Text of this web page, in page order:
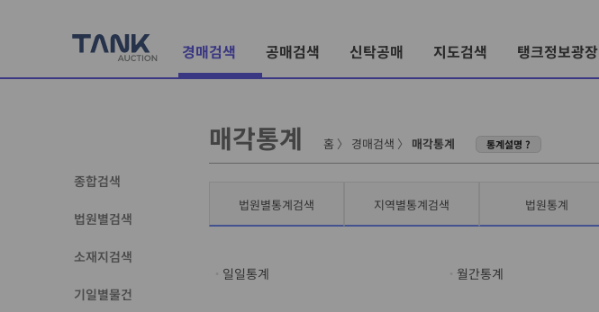
경매검색 공매검색 신탁공매 지도검색 탱크정보광장
종합검색
법원별검색
소재지검색
기일별물건
매각통계 홈 〉 경매검색 〉 매각통계 통계설명 ?
법원별통계검색 지역별통계검색 법원통계
일일통계 월간통계